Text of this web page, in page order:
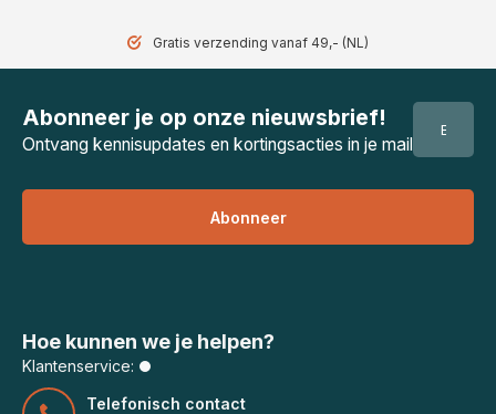
Gratis verzending vanaf 49,- (NL)
Abonneer je op onze nieuwsbrief!
Ontvang kennisupdates en kortingsacties in je mail
Abonneer
Hoe kunnen we je helpen?
Klantenservice:
Telefonisch contact